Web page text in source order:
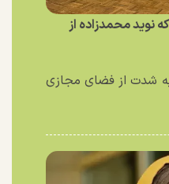
نوید محمدزاده از
شدت از فضای مجازی